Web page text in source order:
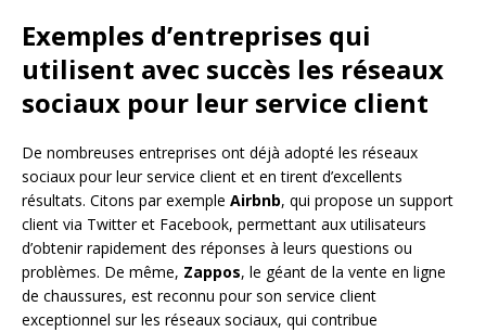
Exemples d’entreprises qui
utilisent avec succès les réseaux
sociaux pour leur service client
De nombreuses entreprises ont déjà adopté les réseaux
sociaux pour leur service client et en tirent d’excellents
résultats. Citons par exemple Airbnb, qui propose un support
client via Twitter et Facebook, permettant aux utilisateurs
d’obtenir rapidement des réponses à leurs questions ou
problèmes. De même, Zappos, le géant de la vente en ligne
de chaussures, est reconnu pour son service client
exceptionnel sur les réseaux sociaux, qui contribue